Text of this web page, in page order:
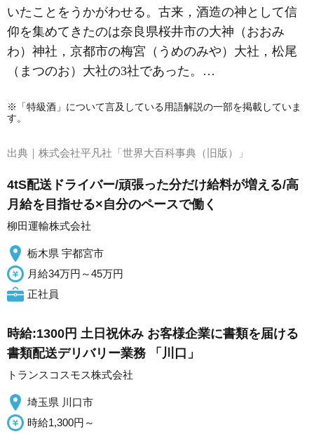
いたことをうかがわせる。古来，酒造の神として信
仰を集めてきたのは奈良県桜井市の大神（おおみ
わ）神社，京都市の梅宮（うめのみや）大社，松尾
（まつのお）大社の3社であった。…
※「特級酒」について言及している用語解説の一部を掲載していま
す。
出典｜ 株式会社平凡社「世界大百科事典（旧版）」
4tS配送ドライバー/頑張った分だけ給料が増える/高
月給を目指せる×自分のペースで働く
柳田運輸株式会社
栃木県 宇都宮市
月給34万円～45万円
正社員
時給:1300円 土日祝休み お客様企業に書類を届ける
書類配送デリバリー業務 「川口」
トランスコスモス株式会社
埼玉県 川口市
時給1,300円～